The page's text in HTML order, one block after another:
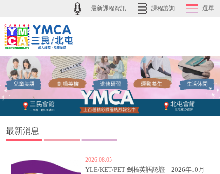
最新課程資訊 課程諮詢 選單
最新消息
2026.08.05
YLE/KET/PET 劍橋英語認證｜2026年10月